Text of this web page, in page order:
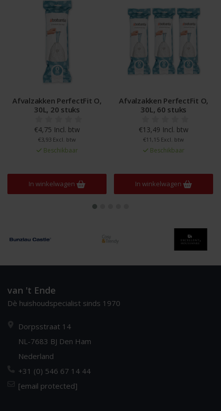
O,
Afvalzakken PerfectFit O,
€13,49 Incl. btw
In winkelwagen
Afvalzakken
30L, 400
€84,99
In
van 't Ende
Dè huishoudspecialist sinds 1970
Dorpsstraat 14
NL-7683 BJ Den Ham
Nederland
+31 (0) 546 67 14 44
[email protected]